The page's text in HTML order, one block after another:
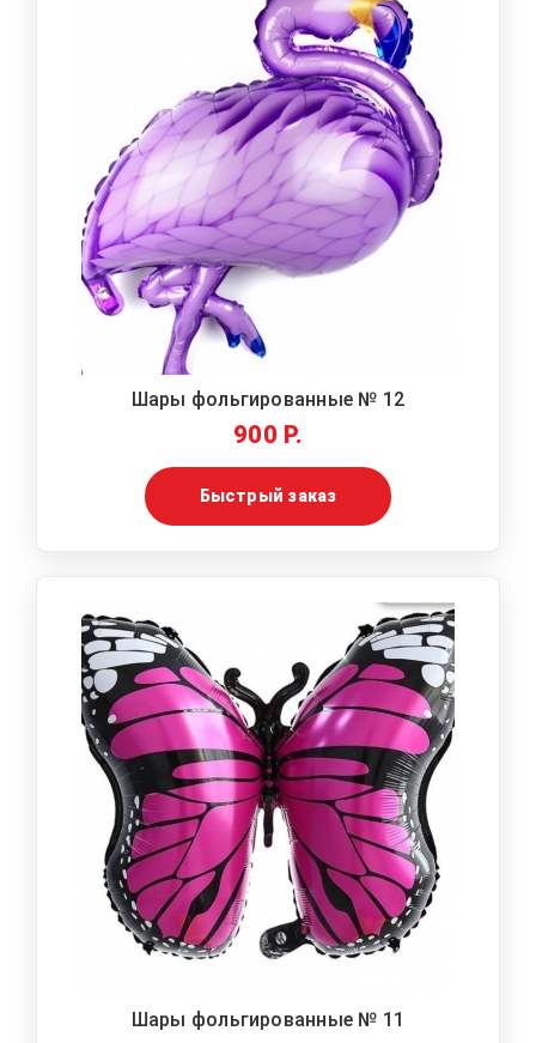
Шары фольгированные № 12
900 Р.
Быстрый заказ
Шары фольгированные № 11